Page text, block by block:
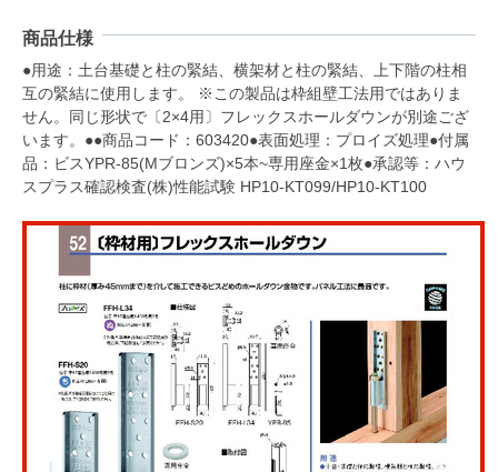
商品仕様
●用途：土台基礎と柱の緊結、横架材と柱の緊結、上下階の柱相
互の緊結に使用します。 ※この製品は枠組壁工法用ではありま
せん。同じ形状で〔2×4用〕フレックスホールダウンが別途ござ
います。●●商品コード：603420●表面処理：プロイズ処理●付属
品：ビスYPR-85(Mブロンズ)×5本~専用座金×1枚●承認等：ハウ
スプラス確認検査(株)性能試験 HP10-KT099/HP10-KT100